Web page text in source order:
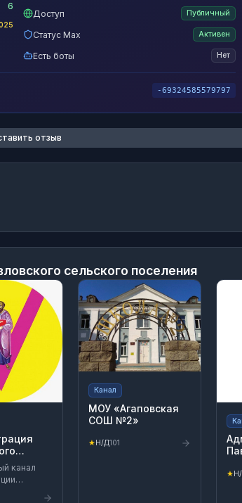
6
Доступ Публичный
Статус Max Активен
Есть боты Нет
-69324585579797
отзыв
сельского поселения
канал
Канал
МОУ «Агаповская
СОШ №2»
★ Н/Д101
★